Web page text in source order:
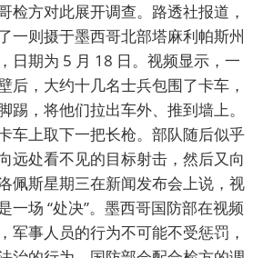
检方对此展开调查。路透社报道，
一则摄于墨西哥北部塔麻利帕斯州
日期为 5 月 18 日。视频显示，一
后，大约十几名士兵包围了卡车，
踢，将他们拉出车外、推到墙上。
车上取下一把长枪。部队随后似乎
远处看不见的目标射击，然后又向
佩斯星期三在新闻发布会上说，视
一场 “处决”。墨西哥国防部在视频
军事人员的行为不可能不受惩罚，